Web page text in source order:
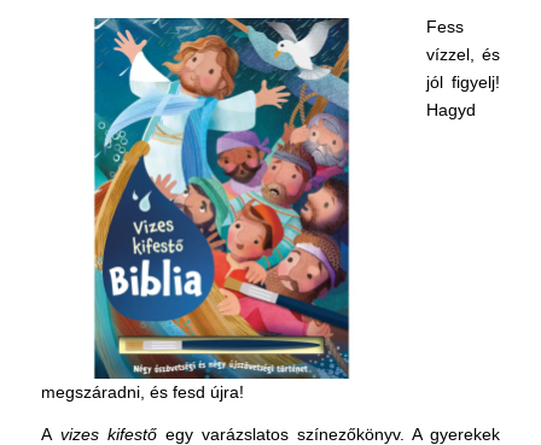
Fess
vízzel, és
jól figyelj!
Hagyd
megszáradni, és fesd újra!
A vizes kifestőegy varázslatos színezőkönyv. A gyerekek